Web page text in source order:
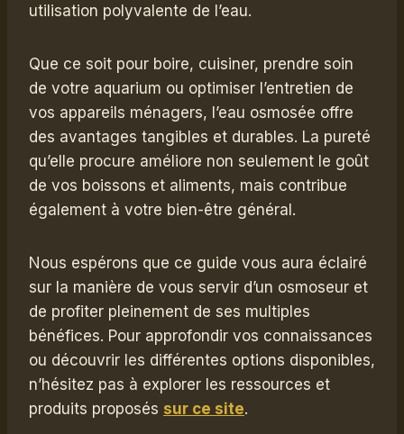
utilisation polyvalente de l’eau.
Que ce soit pour boire, cuisiner, prendre soin
de votre aquarium ou optimiser l’entretien de
vos appareils ménagers, l’eau osmosée offre
des avantages tangibles et durables. La pureté
qu’elle procure améliore non seulement le goût
de vos boissons et aliments, mais contribue
également à votre bien-être général.
Nous espérons que ce guide vous aura éclairé
sur la manière de vous servir d’un osmoseur et
de profiter pleinement de ses multiples
bénéfices. Pour approfondir vos connaissances
ou découvrir les différentes options disponibles,
n’hésitez pas à explorer les ressources et
produits proposés sur ce site.